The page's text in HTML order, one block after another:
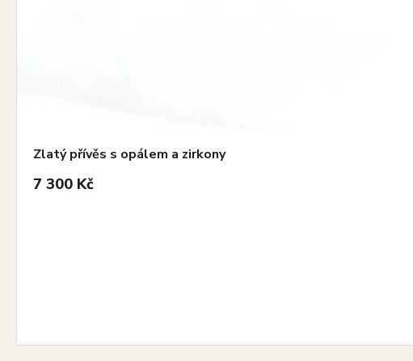
Zlatý přívěs s opálem a zirkony
7 300 Kč